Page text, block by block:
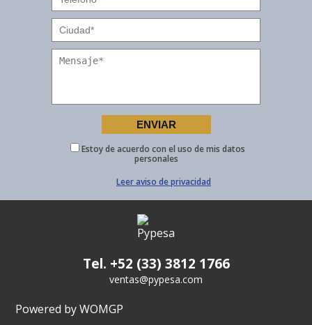
Estoy de acuerdo con el uso de mis datos
personales
Leer aviso de privacidad
Tel. +52 (33) 3812 1766
ventas@pypesa.com
Powered by WOMGP